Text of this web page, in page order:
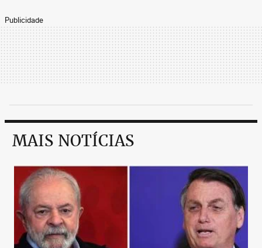
Publicidade
MAIS NOTÍCIAS